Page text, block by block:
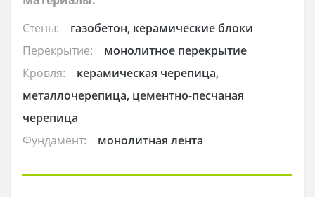
Стены:
газобетон, керамические блоки
Перекрытие:
монолитное перекрытие
Кровля:
керамическая черепица,
металлочерепица, цементно-песчаная
черепица
Фундамент:
монолитная лента